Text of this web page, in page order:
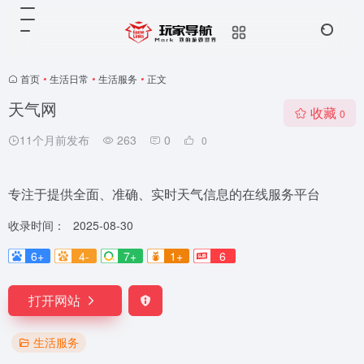
首页 • 生活日常 • 生活服务 • 正文
天气网
11个月前发布 263 0 0
收藏 0
专注于提供全面、准确、实时天气信息的在线服务平台
收录时间：
2025-08-30
6+
4- 7+ 1+ 6
打开网站
生活服务